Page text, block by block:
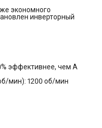
экономного
инверторный
эффективнее, чем A
мин): 1200 об/мин